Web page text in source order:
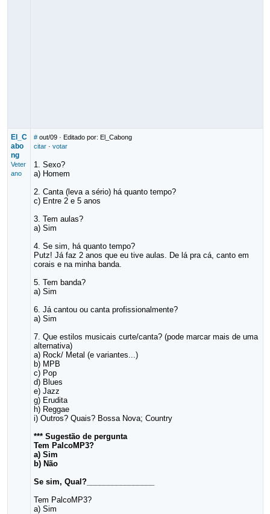
El_C
abo
ng
Veter
ano
# out/09· Editado por: El_Cabong
citar· votar
1. Sexo?
a) Homem
2. Canta (leva a sério) há quanto tempo?
c) Entre 2 e 5 anos
3. Tem aulas?
a) Sim
4. Se sim, há quanto tempo?
Putz! Já faz 2 anos que eu tive aulas. De lá pra cá, canto em
corais e na minha banda.
5. Tem banda?
a) Sim
6. Já cantou ou canta profissionalmente?
a) Sim
7. Que estilos musicais curte/canta? (pode marcar mais de uma
alternativa)
a) Rock/ Metal (e variantes...)
b) MPB
c) Pop
d) Blues
e) Jazz
g) Erudita
h) Reggae
i) Outros? Quais? Bossa Nova; Country
*** Sugestão de pergunta
Tem PalcoMP3?
a) Sim
b) Não
Se sim, Qual?________________
Tem PalcoMP3?
a) Sim